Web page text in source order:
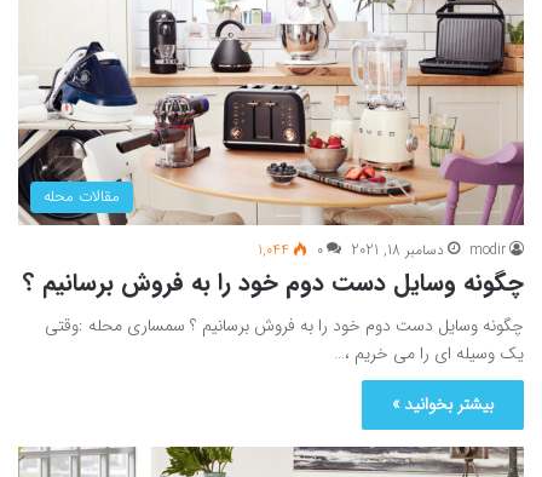
مقالات محله
modir دسامبر 18, 2021 0
1,044
چگونه وسایل دست دوم خود را به فروش برسانیم ؟
چگونه وسایل دست دوم خود را به فروش برسانیم ؟ سمساری محله :وقتی
یک وسیله ای را می خریم ،…
بیشتر بخوانید »